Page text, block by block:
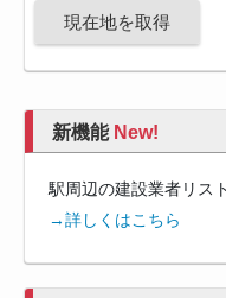
現在地を取得
新機能 New!
駅周辺の建設業者リス
→詳しくはこちら